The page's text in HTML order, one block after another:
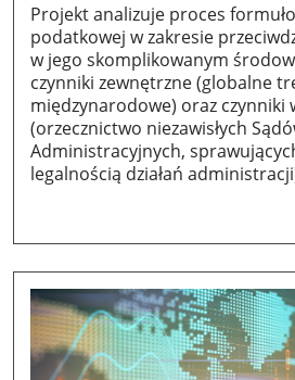
Projekt analizuje proces
podatkowej w zakresie
w jego skomplikowanym
czynniki zewnętrzne (globalne
międzynarodowe) oraz czynniki
(orzecznictwo niezawisłych
Administracyjnych,
legalnością działań